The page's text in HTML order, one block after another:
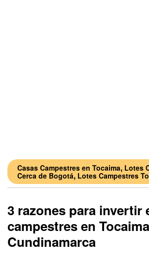
Casas Campestres en Tocaima, Lotes
Cerca de Bogotá, Lotes Campestres
3 razones para invertir
campestres en
Cundinamarca